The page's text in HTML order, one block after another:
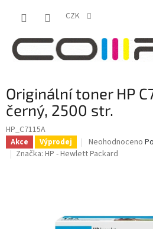
CZK
Originální toner HP
černý, 2500 str.
HP_C7115A
Akce Výprodej
Průměrné
hodnocení
hvězdiček.
Neohodnoceno
Značka: HP - Hewlett Packard